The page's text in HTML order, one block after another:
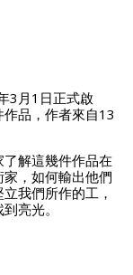
3月1日正式啟
品，作者來自13
解這幾件作品在
，如何輸出他們
我們所作的工，
亮光。